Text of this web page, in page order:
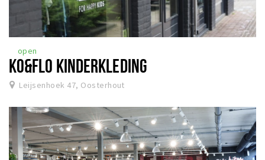
open
KO&FLO KINDERKLEDING
Leijsenhoek 47, Oosterhout